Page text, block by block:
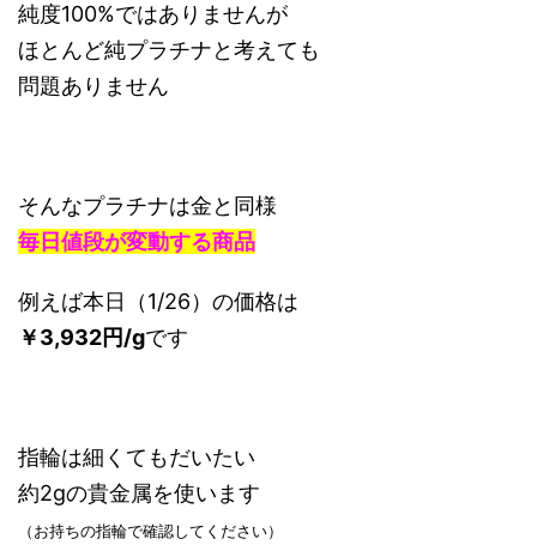
純度100%ではありませんが
ほとんど純プラチナと考えても
問題ありません
そんなプラチナは金と同様
毎日値段が変動する商品
例えば本日（1/26）の価格は
￥3,932円/gです
指輪は細くてもだいたい
約2gの貴金属を使います
（お持ちの指輪で確認してください）